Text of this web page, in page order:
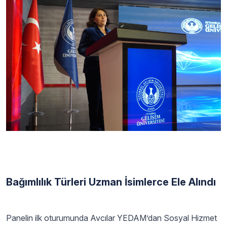
Bağımlılık Türleri Uzman İsimlerce Ele Alındı
Panelin ilk oturumunda Avcılar YEDAM’dan Sosyal Hizmet